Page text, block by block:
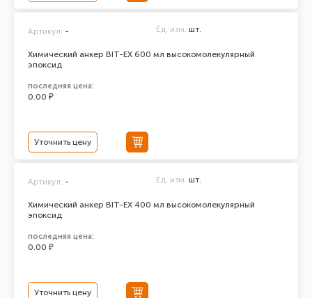
Химический анкер BIT-EX 600 мл высокомолекулярный
эпоксид
Артикул: - Ед. изм. шт.
последняя цена:
0.00 ₽
Уточнить цену
Химический анкер BIT-EX 400 мл высокомолекулярный
эпоксид
Артикул: - Ед. изм. шт.
последняя цена:
0.00 ₽
Уточнить цену